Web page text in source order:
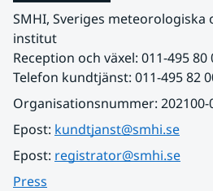
SMHI, Sveriges meteorologiska
institut
Reception och växel: 011-495 80
Telefon kundtjänst: 011-495 82
Organisationsnummer: 202100-
Epost: kundtjanst@smhi.se
Epost: registrator@smhi.se
Press